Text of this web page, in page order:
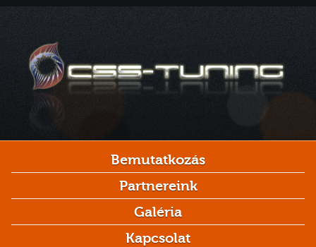
Bemutatkozás
Partnereink
Galéria
Kapcsolat